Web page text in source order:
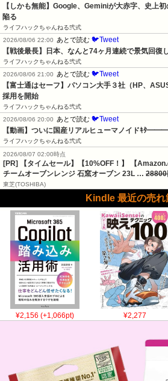
【しかも無能】Google、Geminiが大赤字、史上
陥る
ライフハックちゃんねる弐式
2026/08/06 22:00 あとで読む 🐦Tweet
【戦後最長】日本、なんと74ヶ月連続で景気回
ライフハックちゃんねる弐式
2026/08/06 21:00 あとで読む 🐦Tweet
【富士通はセーフ】パソコン大手３社（HP、
採用を開始
ライフハックちゃんねる弐式
2026/08/06 20:00 あとで読む 🐦Tweet
【動画】ついに国産リアルヒューマノイ
ライフハックちゃんねる弐式
2026/08/07 02:00時点
[PR] 【タイムセール】【10%OFF！】 【
チームオーブンレンジ 石窯オーブン 23L … 28800
東芝(TOSHIBA)
Kindle 最近の売れ
¥2,156 (+1,066pt) ¥2,277